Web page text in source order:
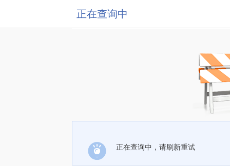
正在查询中
正在查询中，请刷新重试